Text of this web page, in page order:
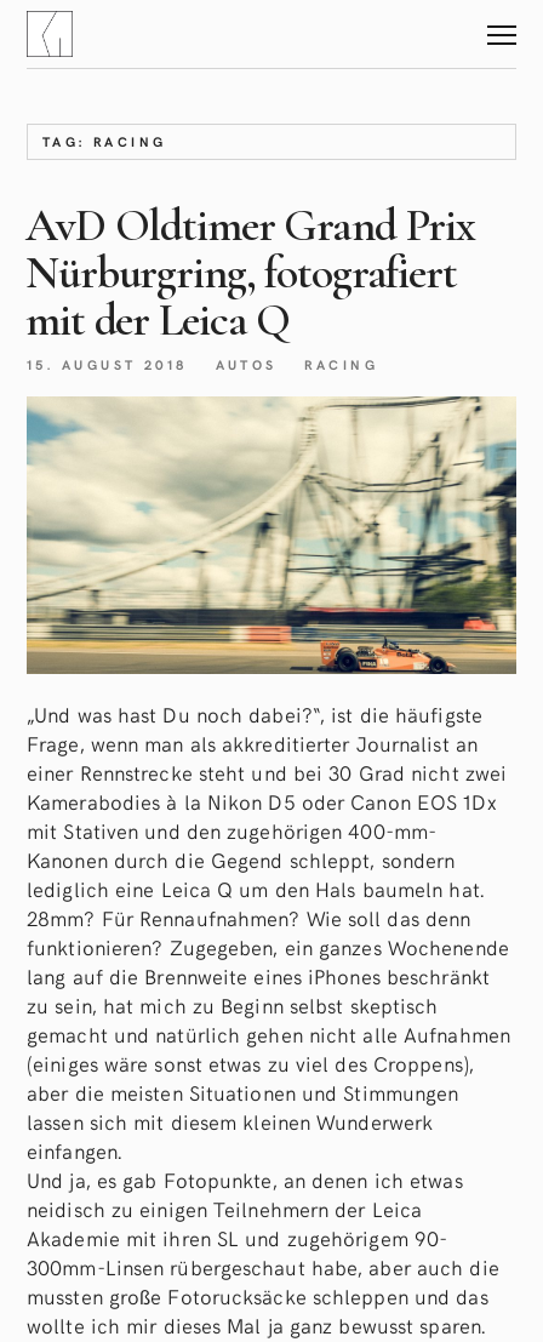
TAG: RACING
AvD Oldtimer Grand Prix
Nürburgring, fotografiert
mit der Leica Q
15. AUGUST 2018 AUTOS RACING
„Und was hast Du noch dabei?“, ist die häufigste
Frage, wenn man als akkreditierter Journalist an
einer Rennstrecke steht und bei 30 Grad nicht zwei
Kamerabodies à la Nikon D5 oder Canon EOS 1Dx
mit Stativen und den zugehörigen 400-mm-
Kanonen durch die Gegend schleppt, sondern
lediglich eine Leica Q um den Hals baumeln hat.
28mm? Für Rennaufnahmen? Wie soll das denn
funktionieren? Zugegeben, ein ganzes Wochenende
lang auf die Brennweite eines iPhones beschränkt
zu sein, hat mich zu Beginn selbst skeptisch
gemacht und natürlich gehen nicht alle Aufnahmen
(einiges wäre sonst etwas zu viel des Croppens),
aber die meisten Situationen und Stimmungen
lassen sich mit diesem kleinen Wunderwerk
einfangen.
Und ja, es gab Fotopunkte, an denen ich etwas
neidisch zu einigen Teilnehmern der Leica
Akademie mit ihren SL und zugehörigem 90-
300mm-Linsen rübergeschaut habe, aber auch die
mussten große Fotorucksäcke schleppen und das
wollte ich mir dieses Mal ja ganz bewusst sparen.